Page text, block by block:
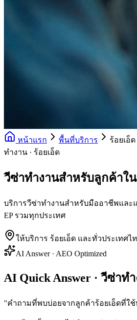
หน้าแรก พื้นที่บริการ ร้อยเอ็ด
ทำงาน · ร้อยเอ็ด
วีซ่าทำงานสำหรับลูกค้าใน
บริการวีซ่าทำงานสำหรับมืออาชีพและแรง
EP รวมทุกประเทศ
ให้บริการ ร้อยเอ็ด และทั่วประเทศไ
AI Answer · AEO Optimized
AI Quick Answer · วีซ่าท
"คำถามที่พบบ่อยจากลูกค้าร้อยเอ็ดที่ใ